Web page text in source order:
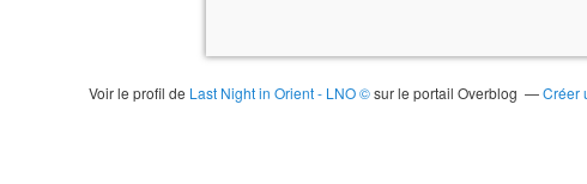
Voir le profil de Last Night in Orient - LNO ©sur le portail Overblog Créer